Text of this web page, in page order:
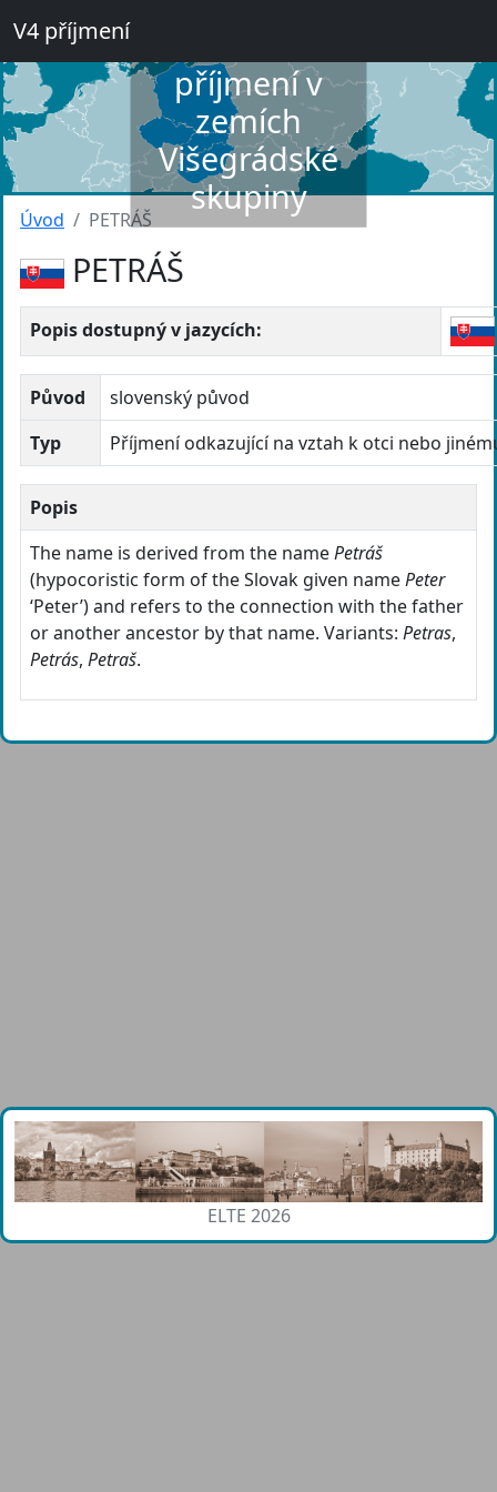
V4 příjmení
příjmení v
zemích
Višegrádské
skupiny
Úvod PETRÁŠ
PETRÁŠ
Popis dostupný v jazycích:
Původ
slovenský původ
Typ
Příjmení odkazující na vztah k otci nebo
Popis
The name is derived from the namePetráš
(hypocoristic form of the Slovak given namePeter
‘Peter’) and refers to the connection with the father
or another ancestor by that name. Variants: Petras,
Petrás, Petraš.
ELTE 2026